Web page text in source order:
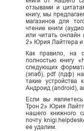
отзывами и
книгу, мы
магазинов для
чтение книги
или читать онлайн
2» Юрия Лайтгера и
Как правило, на
полностью книгу
следующих
(эпаб), pdf (пдф)
такие устройства
Андроид (android),
Если вы
Трон 2» Юрия
нашего книжного
почту
ее удалим.